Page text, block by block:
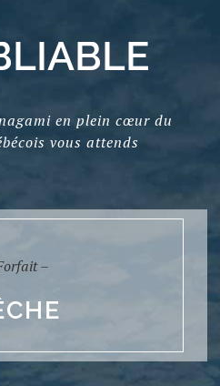
en plein cœur du
vous attends
–